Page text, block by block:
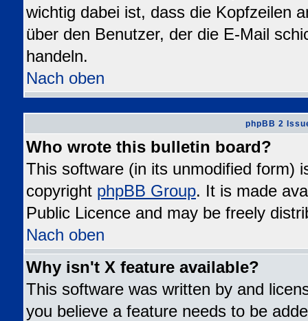
wichtig dabei ist, dass die Kopfzeilen
über den Benutzer, der die E-Mail
handeln.
Nach oben
phpBB 2
Who wrote this bulletin board?
This software (in its unmodified form)
copyright phpBB Group. It is made
Public Licence and may be freely
Nach oben
Why isn't X feature available?
This software was written by and
you believe a feature needs to be